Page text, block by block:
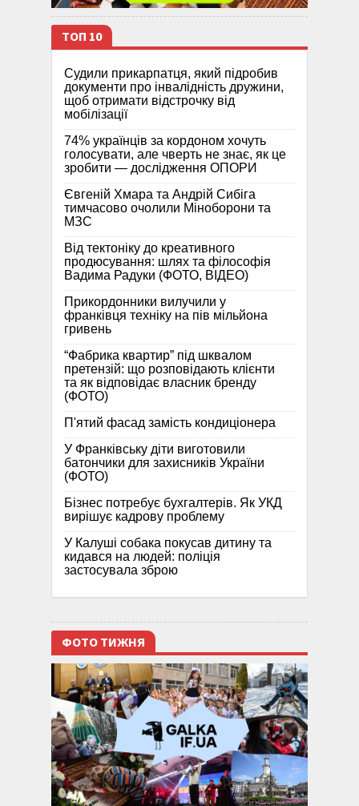
ТОП 10
Судили прикарпатця, який підробив
документи про інвалідність дружини,
щоб отримати відстрочку від
мобілізації
74% українців за кордоном хочуть
голосувати, але чверть не знає, як це
зробити — дослідження ОПОРИ
Євгеній Хмара та Андрій Сибіга
тимчасово очолили Міноборони та
МЗС
Від тектоніку до креативного
продюсування: шлях та філософія
Вадима Радуки (ФОТО, ВІДЕО)
Прикордонники вилучили у
франківця техніку на пів мільйона
гривень
“Фабрика квартир” під шквалом
претензій: що розповідають клієнти
та як відповідає власник бренду
(ФОТО)
П'ятий фасад замість кондиціонера
У Франківську діти виготовили
батончики для захисників України
(ФОТО)
Бізнес потребує бухгалтерів. Як УКД
вирішує кадрову проблему
У Калуші собака покусав дитину та
кидався на людей: поліція
застосувала зброю
ФОТО ТИЖНЯ